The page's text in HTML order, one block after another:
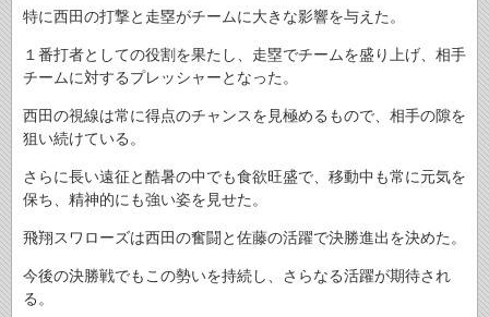
特に西田の打撃と走塁がチームに大きな影響を与えた。
１番打者としての役割を果たし、走塁でチームを盛り上げ、相手
チームに対するプレッシャーとなった。
西田の視線は常に得点のチャンスを見極めるもので、相手の隙を
狙い続けている。
さらに長い遠征と酷暑の中でも食欲旺盛で、移動中も常に元気を
保ち、精神的にも強い姿を見せた。
飛翔スワローズは西田の奮闘と佐藤の活躍で決勝進出を決めた。
今後の決勝戦でもこの勢いを持続し、さらなる活躍が期待され
る。